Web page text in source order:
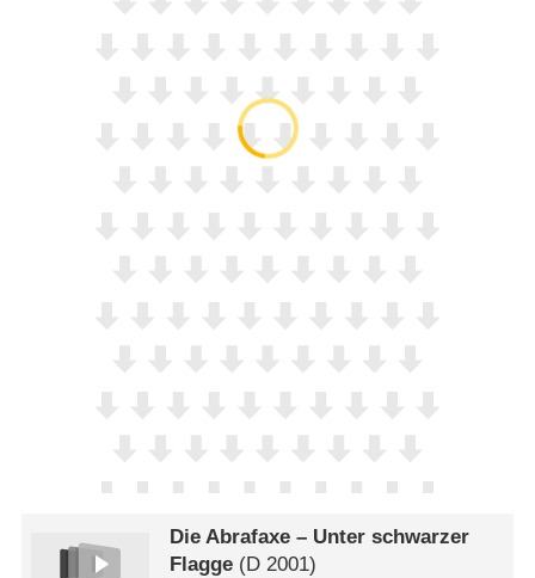
Die Abrafaxe – Unter schwarzer
Flagge (D 2001)